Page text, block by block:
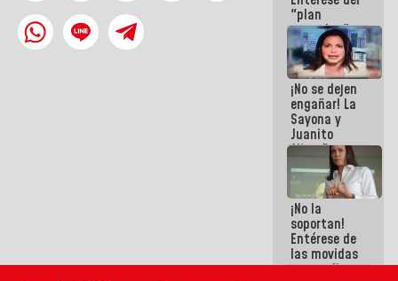
"plan
enjambre"
de La Sayo
para
sabotear el
diálogo y
promover el
caos
¡No se dejen
engañar! La
Sayona y
Juanito
Alimaña son
harina del
mismo
costal
¡No la
soportan!
Entérese de
las movidas
que realizan